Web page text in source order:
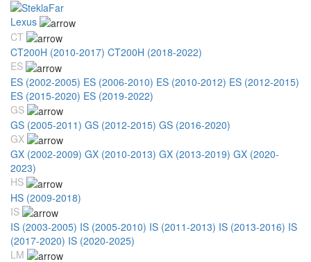
Lexus
CT
CT200H (2010-2017) CT200H (2018-2022)
ES
ES (2002-2005) ES (2006-2010) ES (2010-2012) ES (2012-2015)
ES (2015-2020) ES (2019-2022)
GS
GS (2005-2011) GS (2012-2015) GS (2016-2020)
GX
GX (2002-2009) GX (2010-2013) GX (2013-2019) GX (2020-
2023)
HS
HS (2009-2018)
IS
IS (2003-2005) IS (2005-2010) IS (2011-2013) IS (2013-2016) IS
(2017-2020) IS (2020-2025)
LM